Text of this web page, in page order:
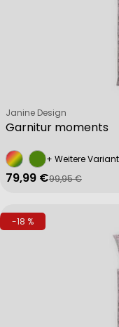
Garnitur moments
Verkäufer:
Janine Design
+ Weitere
Verkaufspreis
79,99 €
Regulärer Preis
99,95 €
-18 %